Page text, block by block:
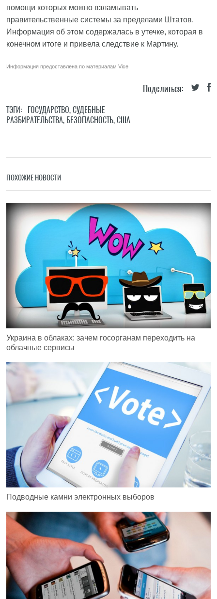
помощи которых можно взламывать
правительственные системы за пределами Штатов.
Информация об этом содержалась в утечке, которая в
конечном итоге и привела следствие к Мартину.
Информация предоставлена по материаламVice
Поделиться:
ТЭГИ: ГОСУДАРСТВО,СУДЕБНЫЕ
РАЗБИРАТЕЛЬСТВА, БЕЗОПАСНОСТЬ,США
ПОХОЖИЕ НОВОСТИ
Украина в облаках: зачем госорганам переходить на
облачные сервисы
Подводные камни электронных выборов